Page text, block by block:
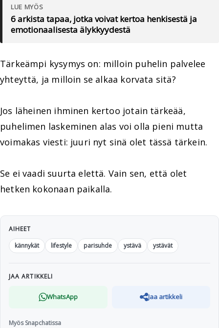
LUE MYÖS
6 arkista tapaa, jotka voivat kertoa henkisestä ja
emotionaalisesta älykkyydestä
Tärkeämpi kysymys on: milloin puhelin palvelee
yhteyttä, ja milloin se alkaa korvata sitä?
Jos läheinen ihminen kertoo jotain tärkeää,
puhelimen laskeminen alas voi olla pieni mutta
voimakas viesti: juuri nyt sinä olet tässä tärkein.
Se ei vaadi suurta elettä. Vain sen, että olet
hetken kokonaan paikalla.
AIHEET
kännykät
lifestyle parisuhde ystävä ystävät
JAA ARTIKKELI
WhatsApp Jaa artikkeli
Myös Snapchatissa